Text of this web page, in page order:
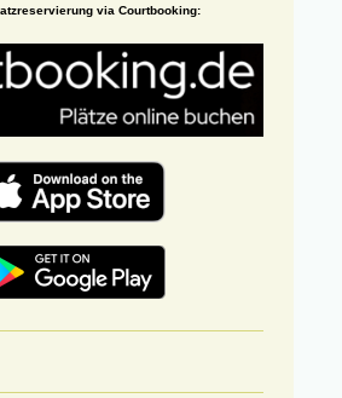
via Courtbooking: